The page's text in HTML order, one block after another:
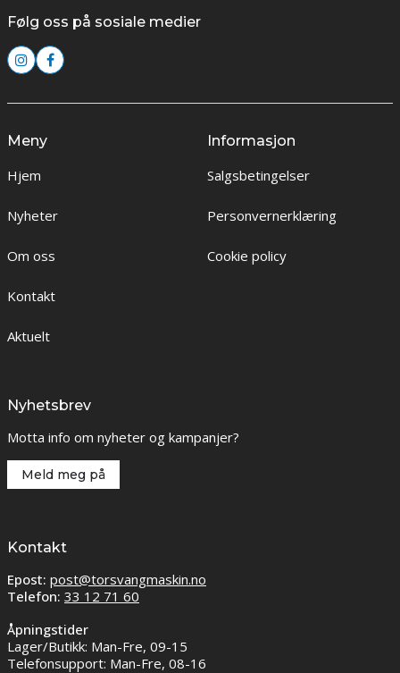
Følg oss på sosiale medier
Meny
Hjem
Nyheter
Om oss
Kontakt
Aktuelt
Informasjon
Salgsbetingelser
Personvernerklæring
Cookie policy
Nyhetsbrev
Motta info om nyheter og kampanjer?
Meld meg på
Kontakt
Epost: post@torsvangmaskin.no
Telefon: 33 12 71 60
Åpningstider
Lager/Butikk: Man-Fre, 09-15
Telefonsupport: Man-Fre, 08-16